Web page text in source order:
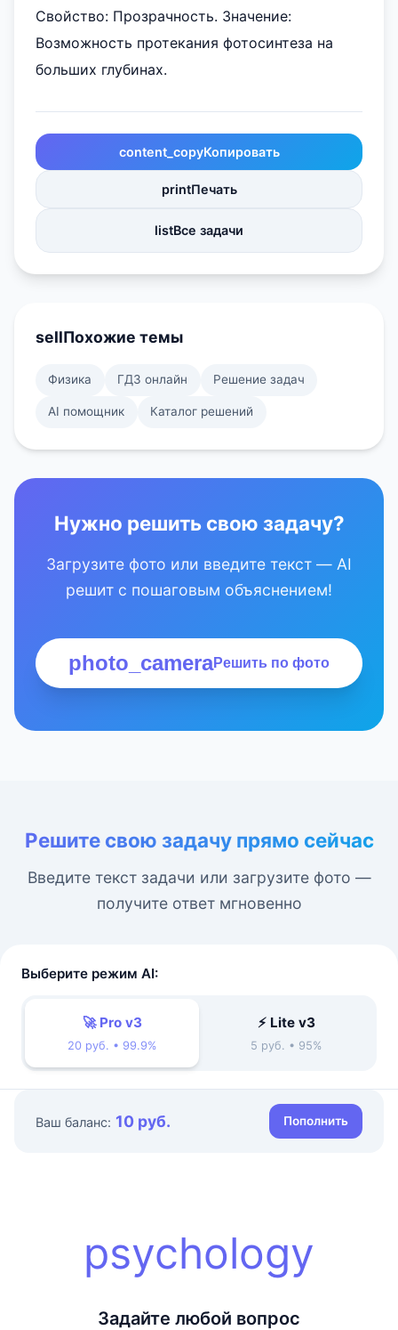
Свойство: Прозрачность. Значение:
Возможность протекания фотосинтеза на
больших глубинах.
content_copyКопировать
printПечать
listВсе задачи
sellПохожие темы
Физика ГДЗ онлайн Решение задач
AI помощник Каталог решений
Нужно решить свою задачу?
Загрузите фото или введите текст — AI
решит с пошаговым объяснением!
photo_cameraРешить по фото
Решите свою задачу прямо сейчас
Введите текст задачи или загрузите фото —
получите ответ мгновенно
Выберите режим AI:
🚀 Pro v3
20 руб. • 99.9%
⚡ Lite v3
5 руб. • 95%
Ваш баланс: 10 руб. Пополнить
psychology
Задайте любой вопрос